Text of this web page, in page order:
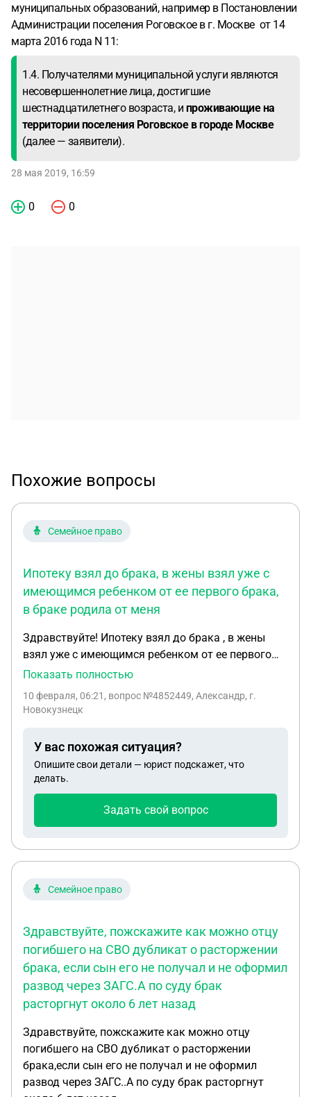
муниципальных образований, например в Постановлении
Администрации поселения Роговское в г. Москве от 14
марта 2016 года N 11:
1.4. Получателями муниципальной услуги являются
несовершеннолетние лица, достигшие
шестнадцатилетнего возраста, и проживающие на
территории поселения Роговское в городе Москве
(далее — заявители).
28 мая 2019, 16:59
0 0
Похожие вопросы
Семейное право
Ипотеку взял до брака, в жены взял уже с
имеющимся ребенком от ее первого брака,
в браке родила от меня
Здравствуйте! Ипотеку взял до брака , в жены
взял уже с имеющимся ребенком от ее первого
брака , в браке родила от меня второго , закинули
долю я обязан выделить бывшей жене и детям
Показать полностью
10 февраля, 06:21 , вопрос №4852449, Александр, г.
Новокузнецк
У вас похожая ситуация?
Опишите свои детали — юрист подскажет, что
делать.
Задать свой вопрос
Семейное право
Здравствуйте, пожскажите как можно отцу
погибшего на СВО дубликат о расторжении
брака, если сын его не получал и не оформил
развод через ЗАГС.А по суду брак
расторгнут около 6 лет назад
Здравствуйте, пожскажите как можно отцу
погибшего на СВО дубликат о расторжении
брака,если сын его не получал и не оформил
развод через ЗАГС..А по суду брак расторгнут